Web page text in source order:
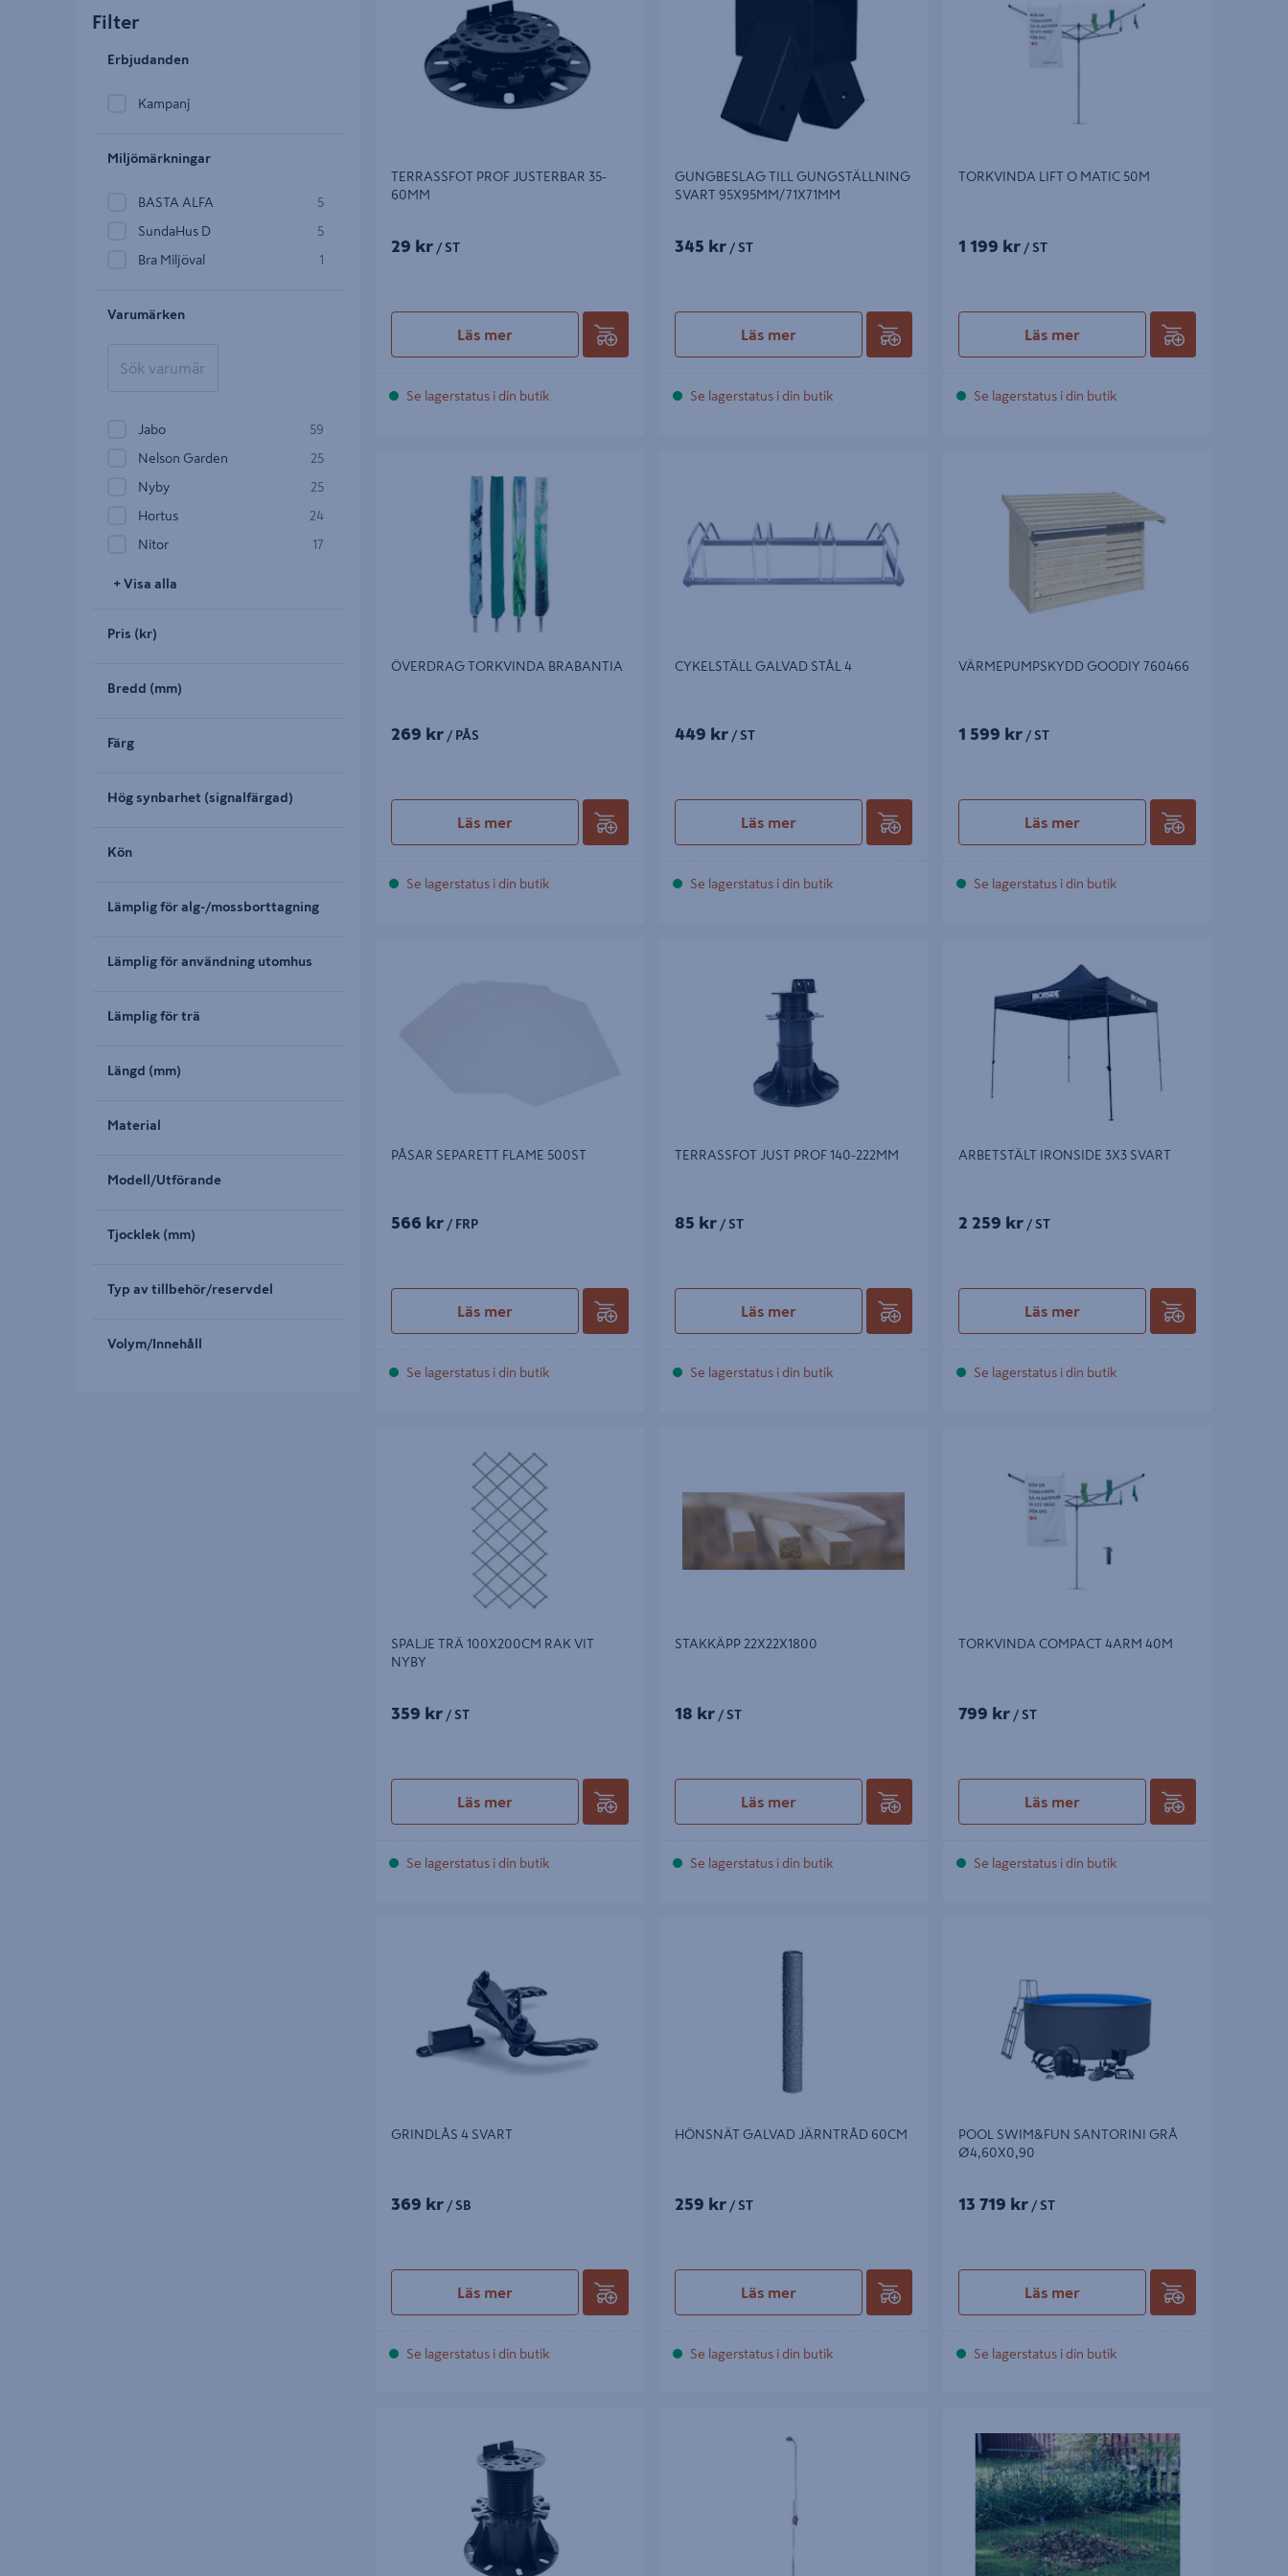
Filter
Erbjudanden
Kampanj
Miljömärkningar
BASTA ALFA 5
SundaHus D 5
Bra Miljöval 1
Varumärken
Jabo 59
Nelson Garden 25
Nyby 25
Hortus 24
Nitor 17
+ Visa alla
Pris (kr)
Bredd (mm)
Färg
Hög synbarhet (signalfärgad)
Kön
Lämplig för alg-/mossborttagning
Lämplig för användning utomhus
Lämplig för trä
Längd (mm)
Material
Modell/Utförande
Tjocklek (mm)
Typ av tillbehör/reservdel
Volym/Innehåll
TERRASSFOT PROF JUSTERBAR 35-
60MM
29 kr / ST
Läs mer
Se lagerstatus i din butik
GUNGBESLAG TILL GUNGSTÄLLNING
SVART 95X95MM/71X71MM
345 kr / ST
Läs mer
Se lagerstatus i din butik
TORKVINDA LIFT O MATIC 50M
1 199 kr / ST
Läs mer
Se lagerstatus i din butik
ÖVERDRAG TORKVINDA BRABANTIA
269 kr / PÅS
Läs mer
Se lagerstatus i din butik
CYKELSTÄLL GALVAD STÅL 4
449 kr / ST
Läs mer
Se lagerstatus i din butik
VÄRMEPUMPSKYDD GOODIY 760466
1 599 kr / ST
Läs mer
Se lagerstatus i din butik
PÅSAR SEPARETT FLAME 500ST
566 kr / FRP
Läs mer
Se lagerstatus i din butik
TERRASSFOT JUST PROF 140-222MM
85 kr / ST
Läs mer
Se lagerstatus i din butik
ARBETSTÄLT IRONSIDE 3X3 SVART
2 259 kr / ST
Läs mer
Se lagerstatus i din butik
SPALJE TRÄ 100X200CM RAK VIT
NYBY
359 kr / ST
Läs mer
Se lagerstatus i din butik
STAKKÄPP 22X22X1800
18 kr / ST
Läs mer
Se lagerstatus i din butik
TORKVINDA COMPACT 4ARM 40M
799 kr / ST
Läs mer
Se lagerstatus i din butik
GRINDLÅS 4 SVART
369 kr / SB
Läs mer
Se lagerstatus i din butik
HÖNSNÄT GALVAD JÄRNTRÅD 60CM
259 kr / ST
Läs mer
Se lagerstatus i din butik
POOL SWIM&FUN SANTORINI GRÅ
Ø4,60X0,90
13 719 kr / ST
Läs mer
Se lagerstatus i din butik